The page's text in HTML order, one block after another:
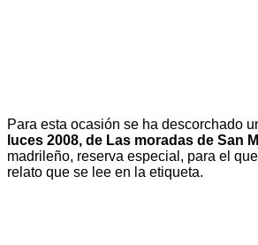
Para esta ocasión se ha descorchado
luces 2008, de Las moradas de San
madrileño, reserva especial, para el
relato que se lee en la etiqueta.